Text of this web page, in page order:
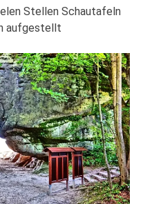
Stellen Schautafeln
aufgestellt